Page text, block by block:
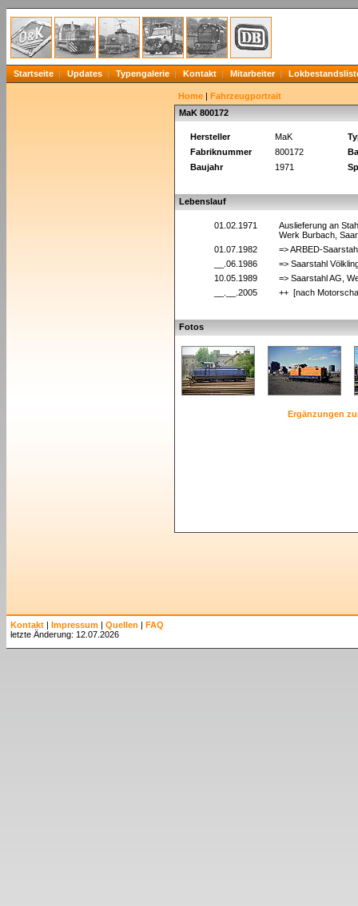
Startseite Updates Typengalerie Kontakt Mitarbeiter
Home | Fahrzeugportrait
MaK 800172
Hersteller MaK
Fabriknummer
800172
Baujahr
1971
Lebenslauf
01.02.1971
Auslieferung an
Werk Burbach,
01.07.1982
=> ARBED-
__.06.1986
=> Saarstahl
10.05.1989
=> Saarstahl AG,
__.__.2005
++ [nach
Fotos
Ergänzungen
Kontakt | Impressum | Quellen | FAQ
letzte Änderung: 12.07.2026